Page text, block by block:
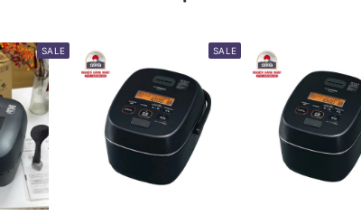
SALE SALE